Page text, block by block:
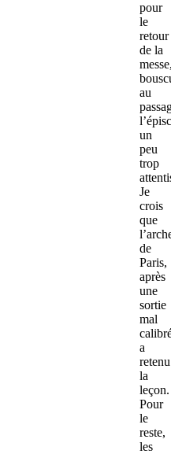
pour
le
retour
de la
au
un
peu
trop
Je
crois
que
de
Paris,
après
une
sortie
mal
a
retenu
la
leçon.
Pour
le
reste,
les